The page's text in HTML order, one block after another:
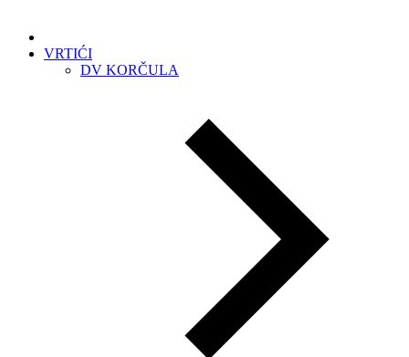
VRTIĆI
DV KORČULA